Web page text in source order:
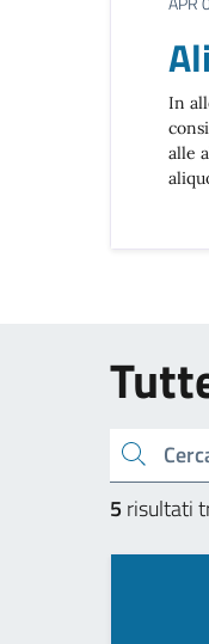
In
alle
Cerca una parola chiave
5 risultati